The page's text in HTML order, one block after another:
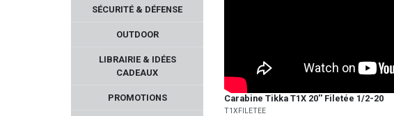
SÉCURITÉ & DÉFENSE
OUTDOOR
LIBRAIRIE & IDÉES
CADEAUX
PROMOTIONS Carabine Tikka T1X 20'' Filetée 1/2-20
T1XFILETEE